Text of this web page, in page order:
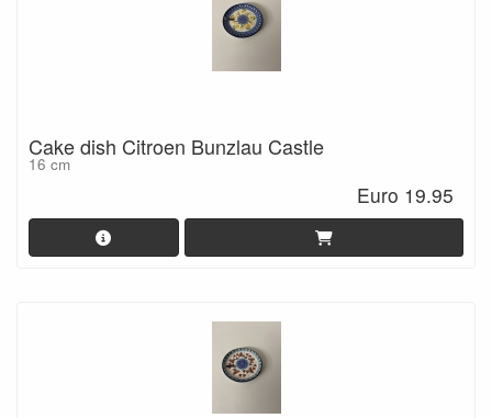
Cake dish Citroen Bunzlau Castle
16 cm
Euro 19.95